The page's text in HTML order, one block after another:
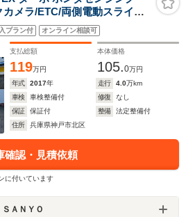
メラ/ETC/両側電動スライド
グ
プラン付 オンライン相談可
支払総額
119万円
本体価格
105.0万円
年式
2017年 走行 4.0万km
車検
車検整備付 修復
なし
保証
保証付 整備
法定整備付
住所
兵庫県神戸市北区
確認・見積依頼
に付いています
ＡＮＹＯ